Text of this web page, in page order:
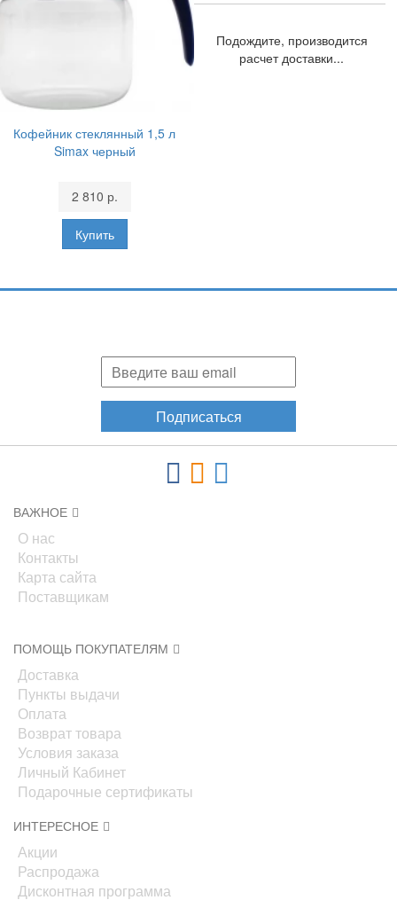
Кофейник стеклянный 1,5 л
Simax черный
2 810 р.
Подождите, производится
расчет доставки...
Подписаться
ВАЖНОЕ
О нас
Контакты
Карта сайта
Поставщикам
ПОМОЩЬ ПОКУПАТЕЛЯМ
Доставка
Пункты выдачи
Оплата
Возврат товара
Условия заказа
Личный Кабинет
Подарочные сертификаты
ИНТЕРЕСНОЕ
Акции
Распродажа
Дисконтная программа